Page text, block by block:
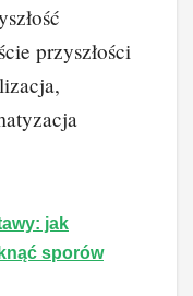
przyszłości
jak
sporów